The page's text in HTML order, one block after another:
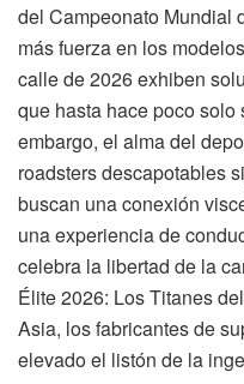
del Campeonato Mundial
más fuerza en los
calle de 2026 exhiben
que hasta hace poco
embargo, el alma del
roadsters descapotables
buscan una conexión
una experiencia de
celebra la libertad de la
Élite 2026: Los Titanes
Asia, los fabricantes de
elevado el listón de la